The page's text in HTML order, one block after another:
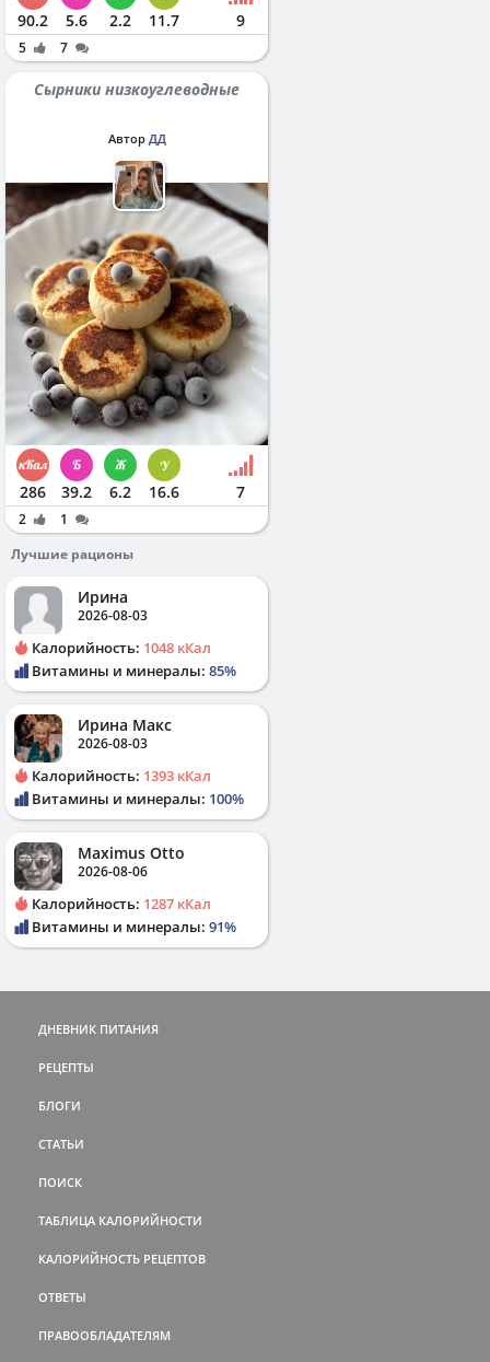
90.2 5.6 2.2 11.7 9
5 7
Сырники низкоуглеводные
Автор ДД
286 39.2 6.2 16.6 7
2
1
Лучшие рационы
Ирина
2026-08-03
Калорийность: 1048 кКал
Витамины и минералы: 85%
Ирина Макс
2026-08-03
Калорийность: 1393 кКал
Витамины и минералы: 100%
Maximus Otto
2026-08-06
Калорийность: 1287 кКал
Витамины и минералы: 91%
ДНЕВНИК ПИТАНИЯ
РЕЦЕПТЫ
БЛОГИ
СТАТЬИ
ПОИСК
ТАБЛИЦА КАЛОРИЙНОСТИ
КАЛОРИЙНОСТЬ РЕЦЕПТОВ
ОТВЕТЫ
ПРАВООБЛАДАТЕЛЯМ